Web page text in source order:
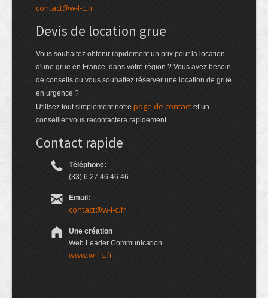
contact@w-l-c.fr
Devis de location grue
Vous souhaitez obtenir rapidement un prix pour la location
d'une grue en France, dans votre région ? Vous avez besoin
de conseils ou vous souhaitez réserver une location de grue
en urgence ?
Utilisez tout simplement notre page de contact et un
conseiller vous recontactera rapidement.
Contact rapide
Téléphone:
(33) 6 27 46 46 46
Email:
contact@w-l-c.fr
Une création
Web Leader Communication
www.w-l-c.fr